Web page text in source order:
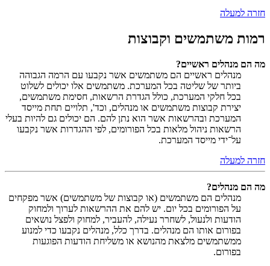
חזרה למעלה
רמות משתמשים וקבוצות
מה הם מנהלים ראשיים?
מנהלים ראשיים הם משתמשים אשר נקבעו עם הרמה הגבוהה
ביותר של שליטה בכל המערכת. משתמשים אלו יכולים לשלוט
בכל חלקי המערכת, כולל הגדרת הרשאות, חסימת משתמשים,
יצירת קבוצות משתמשים או מנהלים, וכד', תלויים תחת מייסד
המערכת ובהרשאות אשר הוא נתן להם. הם יכולים גם להיות בעלי
הרשאות ניהול מלאות בכל הפורומים, לפי ההגדרות אשר נקבעו
על־ידי מייסד המערכת.
חזרה למעלה
מה הם מנהלים?
מנהלים הם משתמשים (או קבוצות של משתמשים) אשר מפקחים
על הפורומים בכל יום. יש להם את ההרשאות לערוך ולמחוק
הודעות ולנעול, לשחרר נעילה, להעביר, למחוק ולפצל נושאים
בפורום אותו הם מנהלים. בדרך כלל, מנהלים נקבעו כדי למנוע
ממשתמשים מלצאת מהנושא או משליחת הודעות הפוגעות
בפורום.